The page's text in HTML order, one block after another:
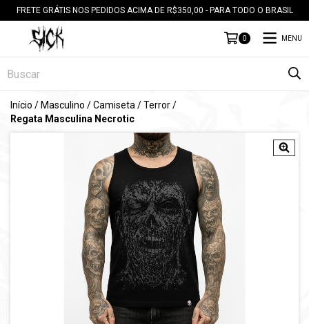
FRETE GRÁTIS NOS PEDIDOS ACIMA DE R$350,00 - PARA TODO O BRASIL
0 MENU
Início / Masculino /Camiseta /Terror/
Regata Masculina Necrotic